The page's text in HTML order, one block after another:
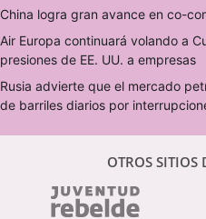
China logra gran avance en co-
Air Europa continuará volando a
presiones de EE. UU. a empresas
Rusia advierte que el mercado
de barriles diarios por
OTROS SITIOS